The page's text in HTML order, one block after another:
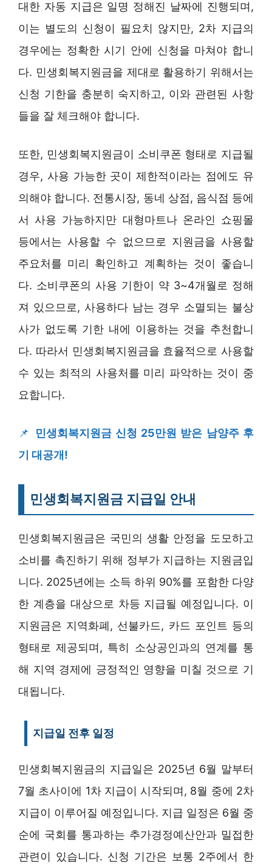
대한 자동 지급은 일명 정해진 날짜에 진행되며,
이는 별도의 신청이 필요치 않지만, 2차 지급의
경우에는 정확한 시기 안에 신청을 마쳐야 합니
다. 민생회복지원금을 제대로 활용하기 위해서는
신청 기한을 충분히 숙지하고, 이와 관련된 사항
들을 잘 체크해야 합니다.
또한, 민생회복지원금이 소비쿠폰 형태로 지급될
경우, 사용 가능한 곳이 제한적이라는 점에도 유
의해야 합니다. 전통시장, 동네 상점, 음식점 등에
서 사용 가능하지만 대형마트나 온라인 쇼핑몰
등에서는 사용할 수 없으므로 지원금을 사용할
주요처를 미리 확인하고 계획하는 것이 좋습니
다. 소비쿠폰의 사용 기한이 약 3~4개월로 정해
져 있으므로, 사용하다 남는 경우 소멸되는 불상
사가 없도록 기한 내에 이용하는 것을 추천합니
다. 따라서 민생회복지원금을 효율적으로 사용할
수 있는 최적의 사용처를 미리 파악하는 것이 중
요합니다.
📌
민생회복지원금 신청 25만원 받은 남양주 후
기 대공개!
민생회복지원금 지급일 안내
민생회복지원금은 국민의 생활 안정을 도모하고
소비를 촉진하기 위해 정부가 지급하는 지원금입
니다. 2025년에는 소득 하위 90%를 포함한 다양
한 계층을 대상으로 차등 지급될 예정입니다. 이
지원금은 지역화폐, 선불카드, 카드 포인트 등의
형태로 제공되며, 특히 소상공인과의 연계를 통
해 지역 경제에 긍정적인 영향을 미칠 것으로 기
대됩니다.
지급일 전후 일정
민생회복지원금의 지급일은 2025년 6월 말부터
7월 초사이에 1차 지급이 시작되며, 8월 중에 2차
지급이 이루어질 예정입니다. 지급 일정은 6월 중
순에 국회를 통과하는 추가경정예산안과 밀접한
관련이 있습니다. 신청 기간은 보통 2주에서 한